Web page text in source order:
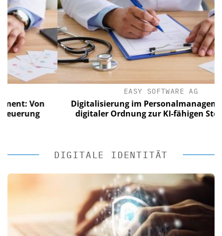
EASY SOFTWARE AG
Digitalisierung im Personalmanagement:
digitaler Ordnung zur KI-fähigen Steuerung
DIGITALE IDENTITÄT